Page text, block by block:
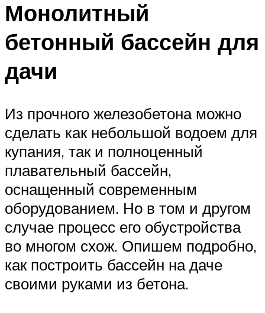
Монолитный
бетонный бассейн для
дачи
Из прочного железобетона можно
сделать как небольшой водоем для
купания, так и полноценный
плавательный бассейн,
оснащенный современным
оборудованием. Но в том и другом
случае процесс его обустройства
во многом схож. Опишем подробно,
как построить бассейн на даче
своими руками из бетона.